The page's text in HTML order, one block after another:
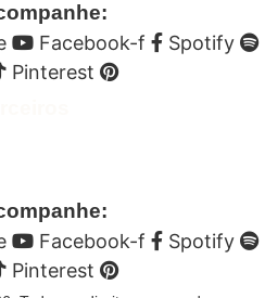
Facebook-f
Spotify
Pinterest
Facebook-f
Spotify
Pinterest